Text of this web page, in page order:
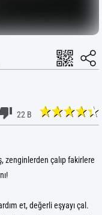
22 B
zenginlerden çalıp fakirlere
et, değerli eşyayı çal.